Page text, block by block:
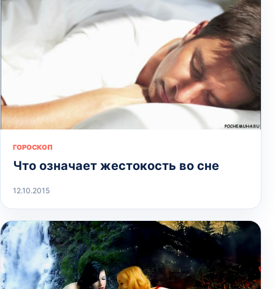
ГОРОСКОП
Что означает жестокость во сне
12.10.2015